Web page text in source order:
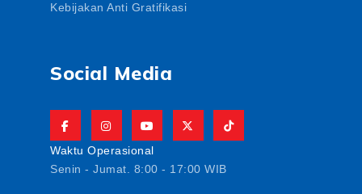
Kebijakan Anti Gratifikasi
Social Media
Waktu Operasional
Senin - Jumat. 8:00 - 17:00 WIB